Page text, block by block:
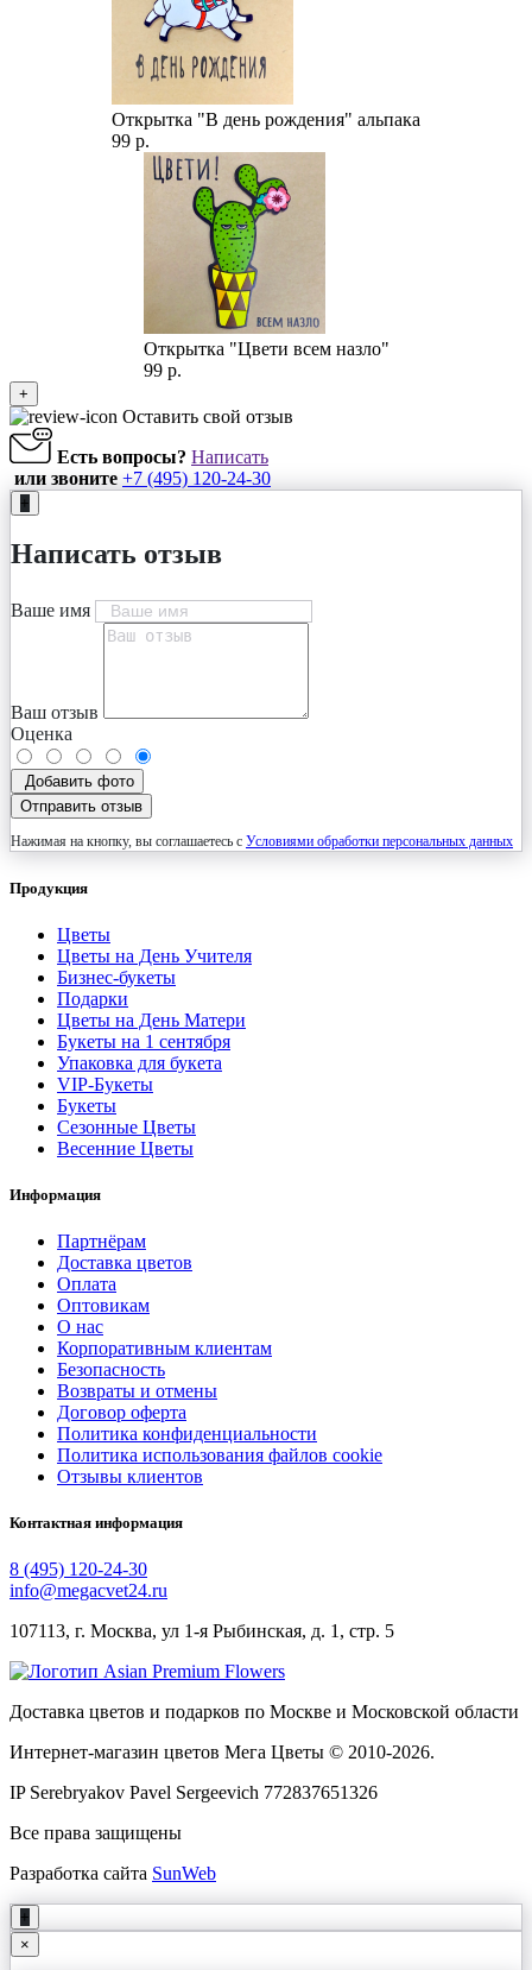
Открытка "В день рождения" альпака
99 р.
Открытка "Цвети всем назло"
99 р.
+
Оставить свой отзыв
Есть вопросы? Написать
или звоните +7 (495) 120-24-30
+
Написать отзыв
Ваше имя
Ваш отзыв
Оценка
Добавить фото
Отправить отзыв
Нажимая на кнопку, вы соглашаетесь с Условиями обработки персональных данных
Продукция
Цветы
Цветы на День Учителя
Бизнес-букеты
Подарки
Цветы на День Матери
Букеты на 1 сентября
Упаковка для букета
VIP-Букеты
Букеты
Сезонные Цветы
Весенние Цветы
Информация
Партнёрам
Доставка цветов
Оплата
Оптовикам
О нас
Корпоративным клиентам
Безопасность
Возвраты и отмены
Договор оферта
Политика конфиденциальности
Политика использования файлов cookie
Отзывы клиентов
Контактная информация
8 (495) 120-24-30
info@megacvet24.ru
107113, г. Москва, ул 1-я Рыбинская, д. 1, стр. 5
Доставка цветов и подарков по Москве и Московской области
Интернет-магазин цветов Мега Цветы © 2010-2026.
IP Serebryakov Pavel Sergeevich 772837651326
Все права защищены
Разработка сайта SunWeb
+
×